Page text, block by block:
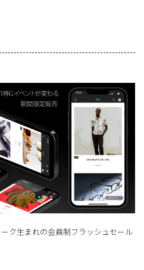
ーク生まれの会員制フラッシュセール